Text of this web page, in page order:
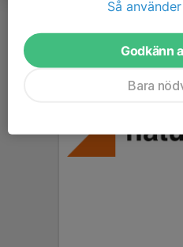
Så
Godkänn
Bara